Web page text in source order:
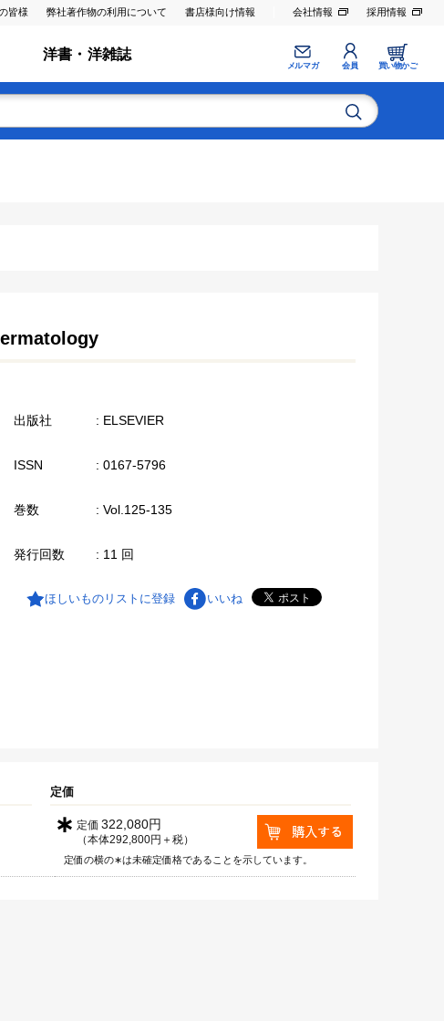
皆様 弊社著作物の利用について 書店様向け情報 会社情報 採用情報
洋書・洋雑誌
メルマガ 会員 買い物かご
出版社 : ELSEVIER
ISSN : 0167-5796
巻数 : Vol.125-135
発行回数 : 11 回
ほしいものリストに登録 いいね
定価
∗ 定価 322,080円
（本体292,800円＋税）
定価の横の∗は未確定価格であることを示しています。